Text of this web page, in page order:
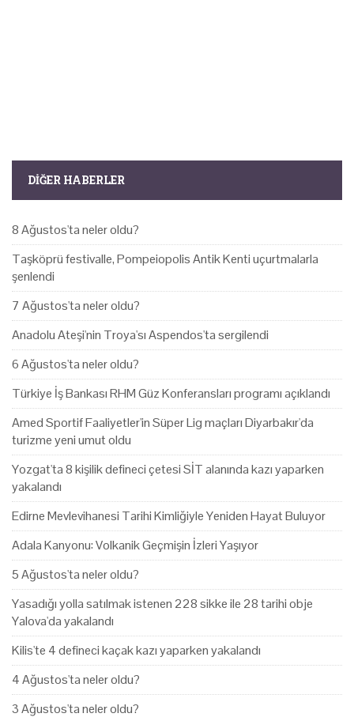
DIĞER HABERLER
8 Ağustos'ta neler oldu?
Taşköprü festivalle, Pompeiopolis Antik Kenti uçurtmalarla
şenlendi
7 Ağustos'ta neler oldu?
Anadolu Ateşi'nin Troya'sı Aspendos'ta sergilendi
6 Ağustos'ta neler oldu?
Türkiye İş Bankası RHM Güz Konferansları programı açıklandı
Amed Sportif Faaliyetler'in Süper Lig maçları Diyarbakır'da
turizme yeni umut oldu
Yozgat'ta 8 kişilik defineci çetesi SİT alanında kazı yaparken
yakalandı
Edirne Mevlevihanesi Tarihi Kimliğiyle Yeniden Hayat Buluyor
Adala Kanyonu: Volkanik Geçmişin İzleri Yaşıyor
5 Ağustos'ta neler oldu?
Yasadığı yolla satılmak istenen 228 sikke ile 28 tarihi obje
Yalova'da yakalandı
Kilis'te 4 defineci kaçak kazı yaparken yakalandı
4 Ağustos'ta neler oldu?
3 Ağustos'ta neler oldu?